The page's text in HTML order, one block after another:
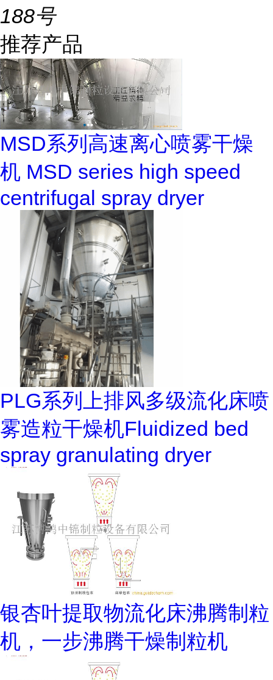
188号
推荐产品
MSD系列高速离心喷雾干燥
机 MSD series high speed
centrifugal spray dryer
PLG系列上排风多级流化床喷
雾造粒干燥机Fluidized bed
spray granulating dryer
银杏叶提取物流化床沸腾制粒
机，一步沸腾干燥制粒机